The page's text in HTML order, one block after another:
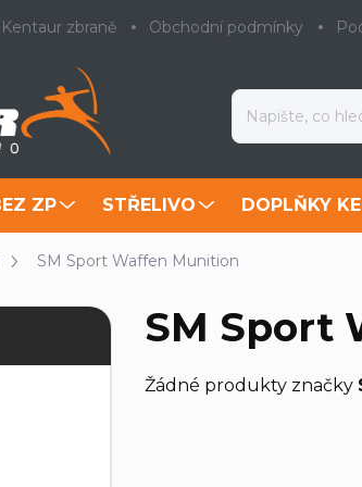
zbraně Obchodní podmínky
ZP STŘELIVO DOPLŇKY
SM Sport Waffen Munition
SM Sport
Žádné produkty značky